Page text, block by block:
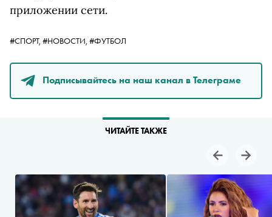
приложении сети.
#СПОРТ, #НОВОСТИ, #ФУТБОЛ
Подписывайтесь на наш канал в Телеграме
ЧИТАЙТЕ ТАКЖЕ